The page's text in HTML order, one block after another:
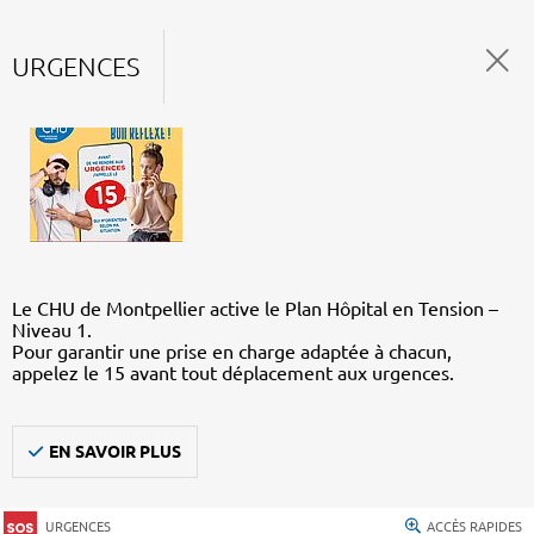
URGENCES
Le CHU de Montpellier active le Plan Hôpital en Tension –
Niveau 1.
Pour garantir une prise en charge adaptée à chacun,
appelez le 15 avant tout déplacement aux urgences.
EN SAVOIR PLUS
URGENCES ACCÈS RAPIDES